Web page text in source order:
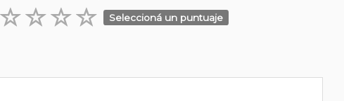
Seleccioná un puntuaje